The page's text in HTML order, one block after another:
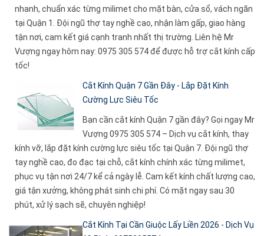
nhanh, chuẩn xác từng milimet cho mặt bàn, cửa sổ, vách ngăn
tại Quận 1. Đội ngũ thợ tay nghề cao, nhận làm gấp, giao hàng
tận nơi, cam kết giá cạnh tranh nhất thị trường. Liên hệ Mr
Vượng ngay hôm nay: 0975 305 574 để được hỗ trợ cắt kính cấp
tốc!
Cắt Kính Quận 7 Gần Đây - Lắp Đặt Kính
Cường Lực Siêu Tốc
Bạn cần cắt kính Quận 7 gần đây? Gọi ngay Mr
Vượng 0975 305 574 – Dịch vụ cắt kính, thay
kính vỡ, lắp đặt kính cường lực siêu tốc tại Quận 7. Đội ngũ thợ
tay nghề cao, đo đạc tại chỗ, cắt kính chính xác từng milimet,
phục vụ tận nơi 24/7 kể cả ngày lễ. Cam kết kính chất lượng cao,
giá tận xưởng, không phát sinh chi phí. Có mặt ngay sau 30
phút, xử lý sạch sẽ, chuyên nghiệp!
Cắt Kính Tại Cần Giuộc Lấy Liền 2026 - Dịch Vụ